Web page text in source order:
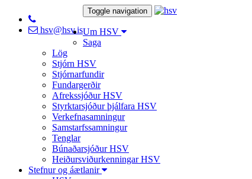
hsv@hsv.is
Toggle navigation
Um HSV
Saga
Lög
Stjórn HSV
Stjórnarfundir
Fundargerðir
Afrekssjóður HSV
Styrktarsjóður þjálfara HSV
Verkefnasamningur
Samstarfssamningur
Tenglar
Búnaðarsjóður HSV
Heiðursviðurkenningar HSV
Stefnur og áætlanir